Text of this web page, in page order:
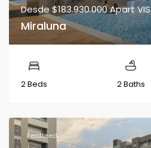
Desde $183.930.000Apart VIS
Miraluna
2 Beds 2 Baths
Featured